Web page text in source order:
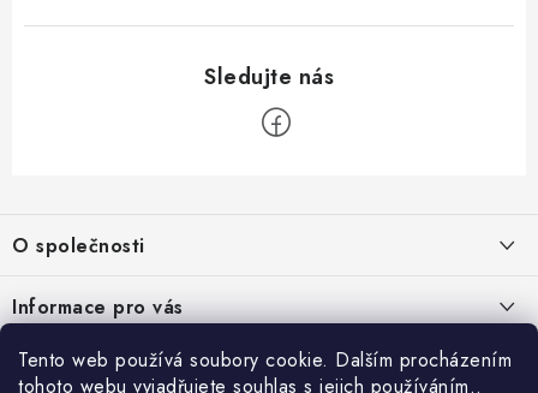
Tento web používá soubory cookie. Dalším procházením
tohoto webu vyjadřujete souhlas s jejich používáním..
p
a
t
O společnosti
O nás
Recenze zákazníků
Informace pro vás
Obchodní podmínky
Přihlášení